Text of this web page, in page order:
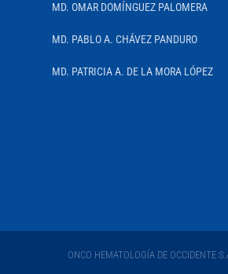
MD. OMAR DOMÍNGUEZ PALOMERA
MD. PABLO A. CHÁVEZ PANDURO
MD. PATRICIA A. DE LA MORA LÓPEZ
ONCO HEMATOLOGÍA DE OCCIDENTE